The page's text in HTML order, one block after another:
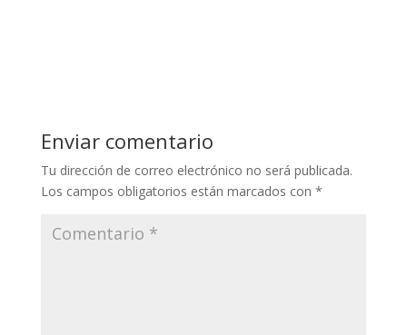
Enviar comentario
Tu dirección de correo electrónico no será publicada.
Los campos obligatorios están marcados con *